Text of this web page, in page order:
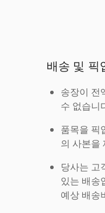
배송 및 픽
송장이 전
수 없습니
품목을 픽
의 사본을
당사는 고
있는 배송
예상 배송